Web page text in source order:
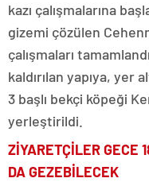
kazı çalışmalarına
gizemi çözülen
çalışmaları
kaldırılan yapıya, yer
3 başlı bekçi köpeği
yerleştirildi.
ZİYARETÇİLER GECE
DA GEZEBİLECEK